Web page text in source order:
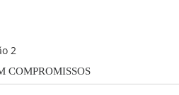
COMPROMISSOS